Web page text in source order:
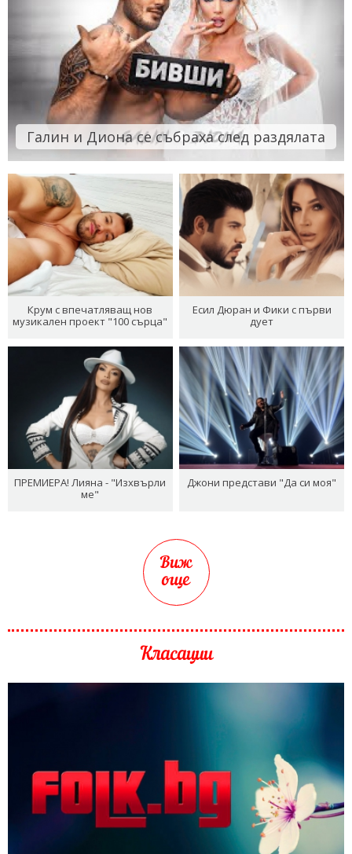
Галин и Диона се събраха след раздялата
Крум с впечатляващ нов
музикален проект "100 сърца"
Есил Дюран и Фики с първи
дует
ПРЕМИЕРА! Лияна - "Изхвърли
ме"
Джони представи "Да си моя"
Виж
още
Класации